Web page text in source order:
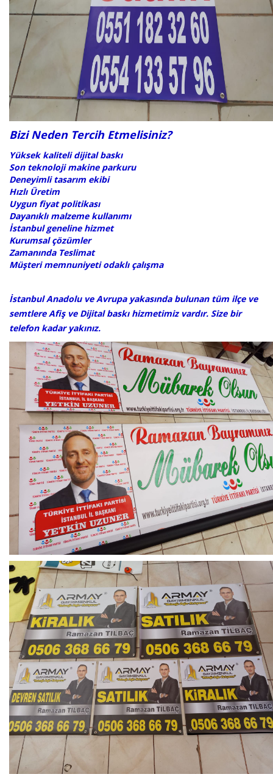
Bizi Neden Tercih Etmelisiniz?
Yüksek kaliteli dijital baskı
Son teknoloji makine parkuru
Deneyimli tasarım ekibi
Hızlı Üretim
Uygun fiyat politikası
Dayanıklı malzeme kullanımı
İstanbul geneline hizmet
Kurumsal çözümler
Zamanında Teslimat
Müşteri memnuniyeti odaklı çalışma
​​İstanbul Anadolu ve Avrupa yakasında bulunan tüm ilçe ve
semtlere Afiş ve Dijital baskı hizmetimiz vardır. Size bir
telefon kadar yakınız.